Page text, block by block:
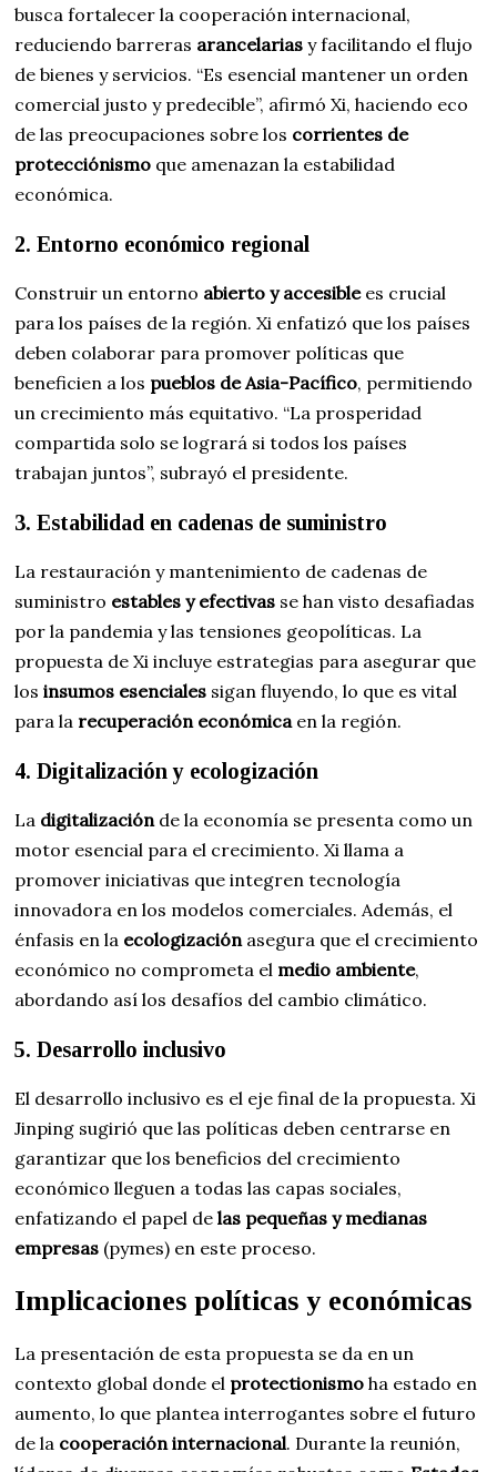
busca fortalecer la cooperación internacional,
reduciendo barreras arancelarias y facilitando el flujo
de bienes y servicios. “Es esencial mantener un orden
comercial justo y predecible”, afirmó Xi, haciendo eco
de las preocupaciones sobre los corrientes de
protecciónismo que amenazan la estabilidad
económica.
2. Entorno económico regional
Construir un entorno abierto y accesiblees crucial
para los países de la región. Xi enfatizó que los países
deben colaborar para promover políticas que
beneficien a los pueblos de Asia-Pacífico, permitiendo
un crecimiento más equitativo. “La prosperidad
compartida solo se logrará si todos los países
trabajan juntos”, subrayó el presidente.
3. Estabilidad en cadenas de suministro
La restauración y mantenimiento de cadenas de
suministro estables y efectivas se han visto desafiadas
por la pandemia y las tensiones geopolíticas. La
propuesta de Xi incluye estrategias para asegurar que
losinsumos esenciales sigan fluyendo, lo que es vital
para la recuperación económicaen la región.
4. Digitalización y ecologización
La digitalizaciónde la economía se presenta como un
motor esencial para el crecimiento. Xi llama a
promover iniciativas que integren tecnología
innovadora en los modelos comerciales. Además, el
énfasis en la ecologizaciónasegura que el crecimiento
económico no comprometa el medio ambiente,
abordando así los desafíos del cambio climático.
5. Desarrollo inclusivo
El desarrollo inclusivo es el eje final de la propuesta. Xi
Jinping sugirió que las políticas deben centrarse en
garantizar que los beneficios del crecimiento
económico lleguen a todas las capas sociales,
enfatizando el papel delas pequeñas y medianas
empresas (pymes) en este proceso.
Implicaciones políticas y económicas
La presentación de esta propuesta se da en un
contexto global donde el protectionismo ha estado en
aumento, lo que plantea interrogantes sobre el futuro
de la cooperación internacional. Durante la reunión,